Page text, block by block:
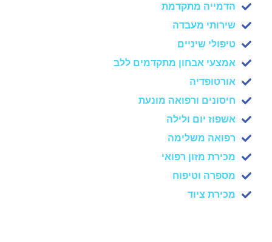
הדמייה מתקדמת
שירותי מעבדה
טיפולי שיניים
אמצעי אבחון מתקדמים ללב
אורטופדיה
חיסונים ורפואה מונעת
אשפוז יום ולילה
רפואה משלימה
מכירת מזון רפואי
מספרה וטיפוח
מכירת ציוד